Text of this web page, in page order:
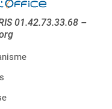
01.42.73.33.68 –